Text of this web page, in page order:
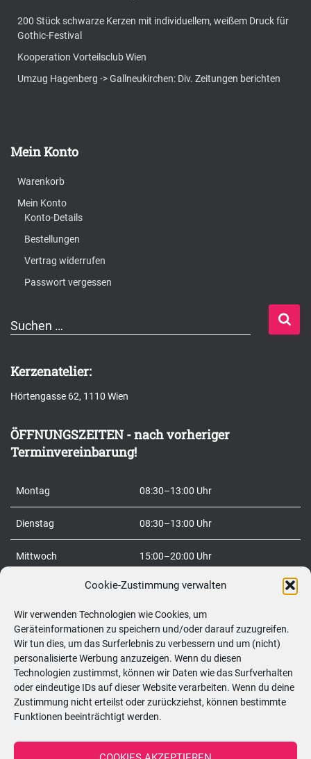
Cookie-Zustimmung verwalten
Wir verwenden Technologien wie Cookies, um
Geräteinformationen zu speichern und/oder darauf zuzugreifen.
Wir tun dies, um das Surferlebnis zu verbessern und um (nicht)
personalisierte Werbung anzuzeigen. Wenn du diesen
Technologien zustimmst, können wir Daten wie das Surfverhalten
oder eindeutige IDs auf dieser Website verarbeiten. Wenn du deine
Zustimmung nicht erteilst oder zurückziehst, können bestimmte
Funktionen beeinträchtigt werden.
200 Stück schwarze Kerzen mit individuellem, weißem Druck für
Gothic-Festival
Kooperation Vorteilsclub Wien
Umzug Hagenberg -> Gallneukirchen: Div. Zeitungen berichten
Mein Konto
Warenkorb
Mein Konto
Konto-Details
Bestellungen
Vertrag widerrufen
Passwort vergessen
S
h
e
n
a
Suchen …
Kerzenatelier:
Hörtengasse 62, 1110 Wien
ÖFFNUNGSZEITEN - nach vorheriger
Terminvereinbarung!
Montag 08:30–13:00 Uhr
Dienstag 08:30–13:00 Uhr
Mittwoch 15:00–20:00 Uhr
08:30–20:00 Uhr
Freitag 08:30–20:00 Uhr
Samstag 09:00–12:00 Uhr
So geschlossen